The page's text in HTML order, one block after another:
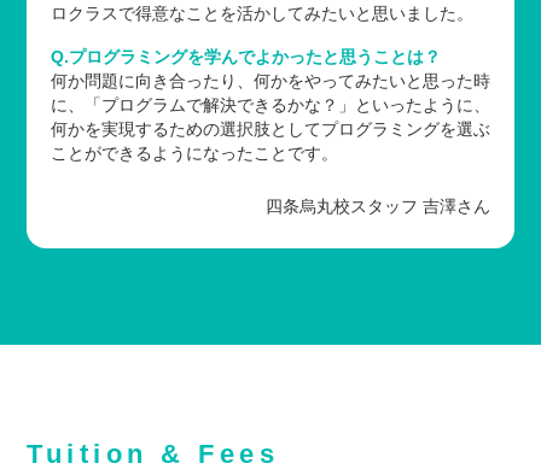
ロクラスで得意なことを活かしてみたいと思いました。
Q.プログラミングを学んでよかったと思うことは？
何か問題に向き合ったり、何かをやってみたいと思った時
に、「プログラムで解決できるかな？」といったように、
何かを実現するための選択肢としてプログラミングを選ぶ
ことができるようになったことです。
四条烏丸校スタッフ 吉澤さん
Tuition & Fees